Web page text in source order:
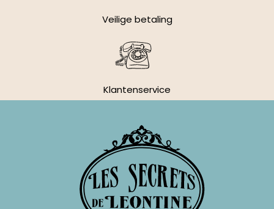
Veilige betaling
Klantenservice